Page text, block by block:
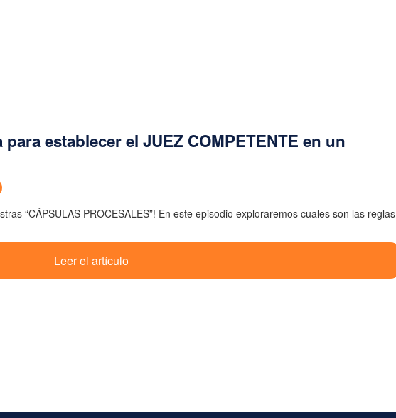
establecer el JUEZ COMPETENTE en un
“CÁPSULAS PROCESALES”! En este episodio exploraremos cuales son las reglas
Leer el artículo